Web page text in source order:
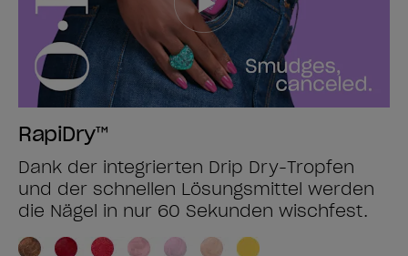
RapiDry™
Dank der integrierten Drip Dry-Tropfen
und der schnellen Lösungsmittel werden
die Nägel in nur 60 Sekunden wischfest.